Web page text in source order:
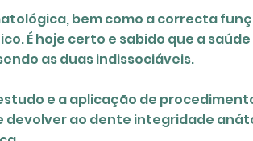
bem como a correcta
É hoje certo e sabido que a
as duas indissociáveis.
e a aplicação de
ao dente integridade